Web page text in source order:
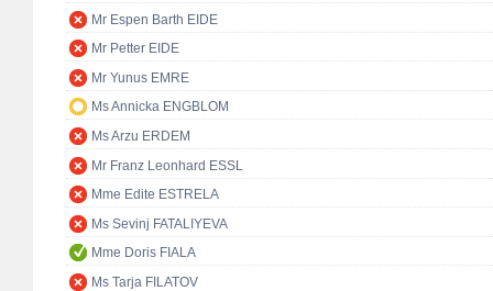
Mr Espen Barth EIDE
Mr Petter EIDE
Mr Yunus EMRE
Ms Annicka ENGBLOM
Ms Arzu ERDEM
Mr Franz Leonhard ESSL
Mme Edite ESTRELA
Ms Sevinj FATALIYEVA
Mme Doris FIALA
Ms Tarja FILATOV